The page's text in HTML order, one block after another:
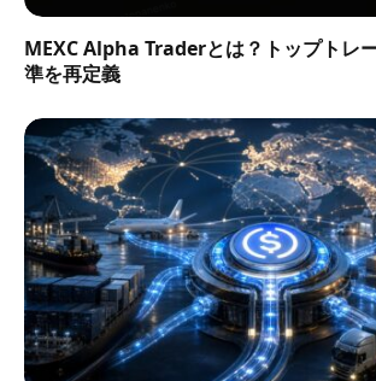
MEXC Alpha Traderとは？トップトレ
準を再定義